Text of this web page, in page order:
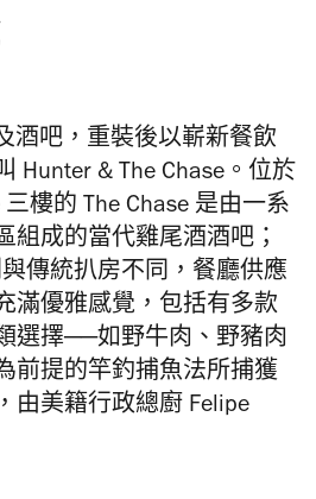
酒吧，重裝後以嶄新餐飲
Hunter & The Chase。 位於
樓的 The Chase 是由一系
組成的當代雞尾酒酒吧；
傳統扒房不同， 餐廳供應
滿優雅感覺， 包括有多款
選擇──如野牛肉、 野豬肉
前提的竿釣捕魚法所捕獲
由美籍行政總廚 Felipe